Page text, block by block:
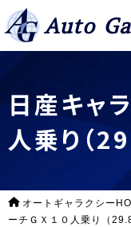
Auto
日産キャ
人乗り（
オートギャラクシー
ーチＧＸ１０人乗り（